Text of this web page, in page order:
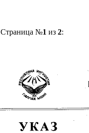
Страница №1 из 2: